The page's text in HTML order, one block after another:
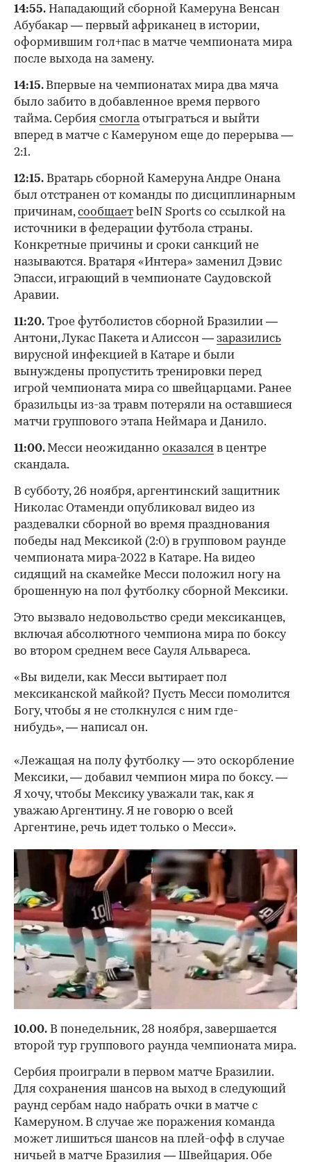
14:55. Нападающий сборной Камеруна Венсан
Абубакар — первый африканец в истории,
оформившим гол+пас в матче чемпионата мира
после выхода на замену.
14:15. Впервые на чемпионатах мира два мяча
было забито в добавленное время первого
тайма. Сербия смоглаотыграться и выйти
вперед в матче с Камеруном еще до перерыва —
2:1.
12:15. Вратарь сборной Камеруна Андре Онана
был отстранен от команды по дисциплинарным
причинам,сообщает beIN Sports со ссылкой на
источники в федерации футбола страны.
Конкретные причины и сроки санкций не
называются. Вратаря «Интера» заменил Дэвис
Эпасси, играющий в чемпионате Саудовской
Аравии.
11:20. Трое футболистов сборной Бразилии —
Антони, Лукас Пакета и Алиссон — заразились
вирусной инфекцией в Катаре и были
вынуждены пропустить тренировки перед
игрой чемпионата мира со швейцарцами. Ранее
бразильцы из-за травм потеряли на оставшиеся
матчи группового этапа Неймара и Данило.
11:00. Месси неожиданно оказался в центре
скандала.
В субботу, 26 ноября, аргентинский защитник
Николас Отаменди опубликовал видео из
раздевалки сборной во время празднования
победы над Мексикой (2:0) в групповом раунде
чемпионата мира-2022 в Катаре. На видео
сидящий на скамейке Месси положил ногу на
брошенную на пол футболку сборной Мексики.
Это вызвало недовольство среди мексиканцев,
включая абсолютного чемпиона мира по боксу
во втором среднем весе Сауля Альвареса.
«Вы видели, как Месси вытирает пол
мексиканской майкой? Пусть Месси помолится
Богу, чтобы я не столкнулся с ним где-
нибудь», — написал он.
«Лежащая на полу футболку — это оскорбление
Мексики, — добавил чемпион мира по боксу. —
Я хочу, чтобы Мексику уважали так, как я
уважаю Аргентину. Я не говорю о всей
Аргентине, речь идет только о Месси».
10.00. В понедельник, 28 ноября, завершается
второй тур группового раунда чемпионата мира.
Сербия проиграли в первом матче Бразилии.
Для сохранения шансов на выход в следующий
раунд сербам надо набрать очки в матче с
Камеруном. В случае же поражения команда
может лишиться шансов на плей-офф в случае
ничьей в матче Бразилия — Швейцария. Обе